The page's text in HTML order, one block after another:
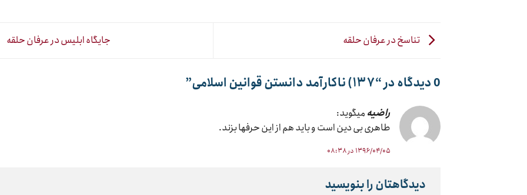
تناسخ در عرفان حلقه جایگاه ابلیس در عرفان حلقه
0 دیدگاه در “ ۱۳۷) ناکارآمد دانستن قوانین اسلامی ”
راضیه میگوید:
طاهری بی دین است و باید هم از این حرفها بزند.
۱۳۹۶/۰۴/۰۵ در ۰۸:۳۸
دیدگاهتان را بنویسید